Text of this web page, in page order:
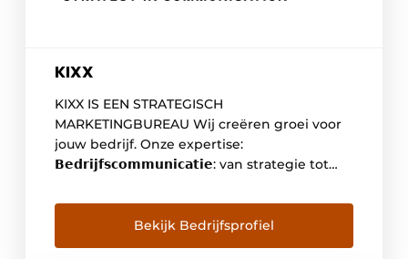
KIXX
KIXX IS EEN STRATEGISCH
MARKETINGBUREAU Wij creëren groei voor
jouw bedrijf. Onze expertise:
𝗕𝗲𝗱𝗿𝗶𝗷𝗳𝘀𝗰𝗼𝗺𝗺𝘂𝗻𝗶𝗰𝗮𝘁𝗶𝗲: van strategie tot
een hoger niveau door optimale customer
experience 𝗘𝗺𝗽𝗹𝗼𝘆𝗲𝗿 𝗯𝗿𝗮𝗻𝗱𝗶𝗻𝗴: HR &
marketing expertise voor een sterk
Bekijk Bedrijfsprofiel